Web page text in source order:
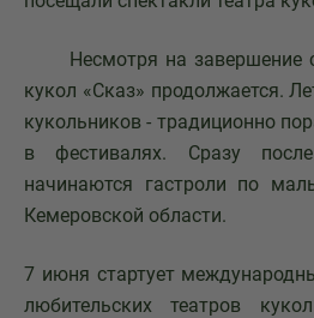
Несмотря на завершение
кукол «Сказ» продолжается.
кукольников - традиционно
в фестивалях. Сразу
начинаются гастроли по
Кемеровской области.
7 июня стартует
любительских театров